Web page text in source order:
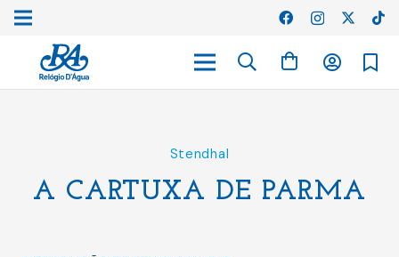
Stendhal
A CARTUXA DE PARMA